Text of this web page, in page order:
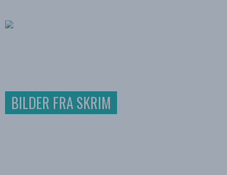
BILDER FRA SKRIM